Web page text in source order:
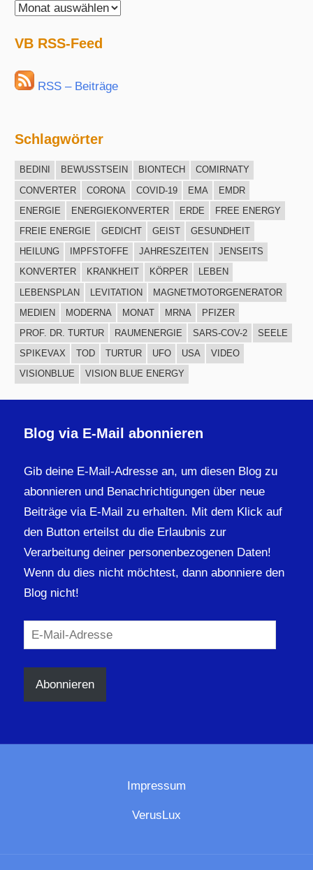
VisionBlue
VB RSS-Feed
RSS – Beiträge
Schlagwörter
BEDINI BEWUSSTSEIN BIONTECH
COMIRNATY
CONVERTER
CORONA COVID-19 EMA
EMDR
ENERGIE
ENERGIEKONVERTER ERDE
FREE ENERGY
FREIE ENERGIE
GEDICHT GEIST
GESUNDHEIT
HEILUNG
IMPFSTOFFE JAHRESZEITEN
JENSEITS
KONVERTER
KRANKHEIT KÖRPER
LEBEN
LEBENSPLAN
LEVITATION
MAGNETMOTORGENERATOR
MEDIEN
MODERNA MONAT MRNA
PFIZER
PROF. DR. TURTUR
RAUMENERGIE SARS-COV-2
SEELE
SPIKEVAX
TOD TURTUR UFO USA
VIDEO
VISIONBLUE
VISION BLUE ENERGY
Blog via E-Mail abonnieren
Gib deine E-Mail-Adresse an, um diesen Blog zu
abonnieren und Benachrichtigungen über neue
Beiträge via E-Mail zu erhalten. Mit dem Klick auf
den Button erteilst du die Erlaubnis zur
Verarbeitung deiner personenbezogenen Daten!
Wenn du dies nicht möchtest, dann abonniere den
Blog nicht!
E-
Mail-
Adresse
Abonnieren
Impressum
VerusLux